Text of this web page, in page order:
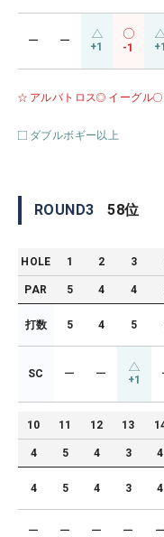
ー ー +1 -1 +1
アルバトロス イーグル
ダブルボギー以上
ROUND3 58位
HOLE 1 2 3
PAR 5 4 4
打数 5 4 5
SC ー ー +1
10 11 12 13
4 5 4 3 4
4 5 4 3 4
ー ー ー ー ー